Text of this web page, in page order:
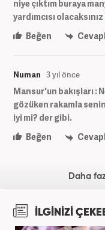
niye çıktım buraya
yardımcısı
Beğen
Numan 3 yıl önce
Mansur'un bakışları :
gözüken rakamla
iyi mi? der gibi.
Beğen
Daha
İLGİNİZİ